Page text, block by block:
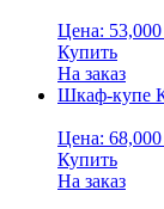
Цена: 53,000
Купить
На заказ
Шкаф-купе
Цена: 68,000
Купить
На заказ